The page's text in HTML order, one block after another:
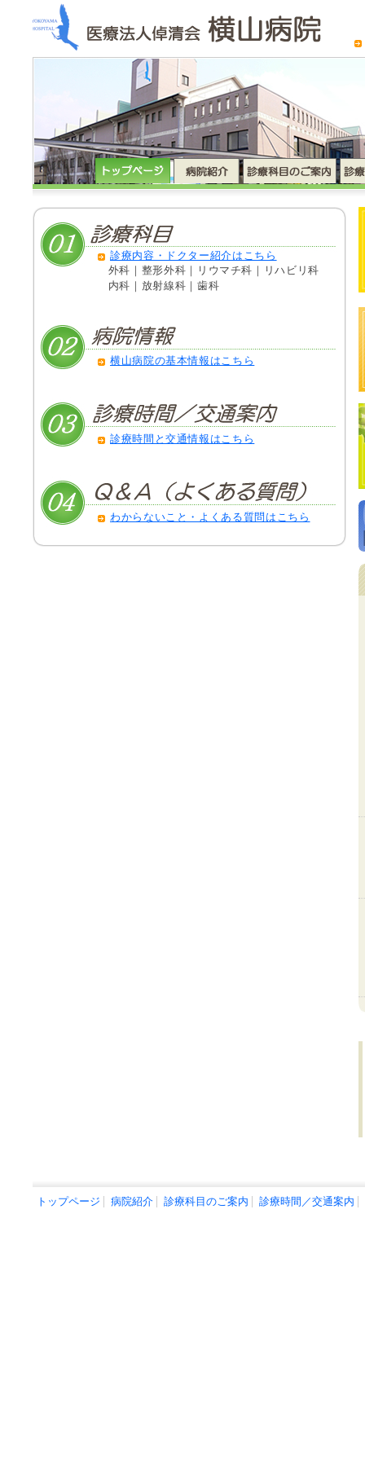
診療内容・ドクター紹介はこちら
外科｜整形外科｜リウマチ科｜リハビリ科
内科｜放射線科｜歯科
横山病院の基本情報はこちら
診療時間と交通情報はこちら
わからないこと・よくある質問はこちら
トップページ 病院紹介 診療科目のご案内 診療時間／交通案内